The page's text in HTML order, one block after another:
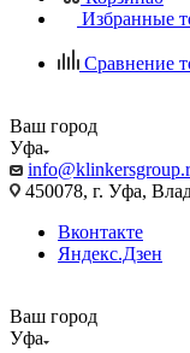
Избранные
Сравнение
Ваш город
Уфа
450078, г. Уфа,
Вконтакте
Яндекс.Дзен
Ваш город
Уфа